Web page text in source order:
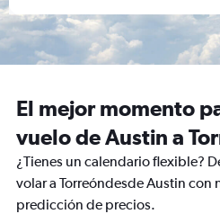
El mejor momento
vuelo de Austin a
¿Tienes un calendario flexible?
volar a Torreóndesde Austin con
predicción de precios.